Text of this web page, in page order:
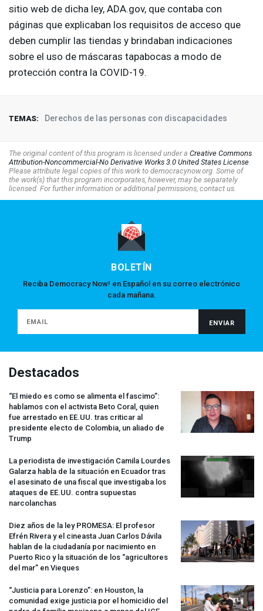
sitio web de dicha ley, ADA.gov, que contaba con
páginas que explicaban los requisitos de acceso que
deben cumplir las tiendas y brindaban indicaciones
sobre el uso de máscaras tapabocas a modo de
protección contra la COVID-19.
TEMAS: Derechos de las personas con discapacidades
The original content of this program is licensed under a Creative Commons
Attribution-Noncommercial-No Derivative Works 3.0 United States License.
Please attribute legal copies of this work to democracynow.org. Some of
the work(s) that this program incorporates, however, may be separately
licensed. For further information or additional permissions, contact us.
BOLETÍN
Reciba Democracy Now! en Español en su correo electrónico
cada mañana.
Destacados
“El miedo es como se alimenta el fascimo”:
hablamos con el activista Beto Coral, quien
fue arrestado en EE.UU. tras criticar al
presidente electo de Colombia, un aliado de
Trump
La periodista de investigación Camila Lourdes
Galarza habla de la situación en Ecuador tras
el asesinato de una fiscal que investigaba los
ataques de EE.UU. contra supuestas
narcolanchas
Diez años de la ley PROMESA: El profesor
Efrén Rivera y el cineasta Juan Carlos Dávila
hablan de la ciudadanía por nacimiento en
Puerto Rico y la situación de los “agricultores
del mar” en Vieques
“Justicia para Lorenzo”: en Houston, la
comunidad exige justicia por el homicidio del